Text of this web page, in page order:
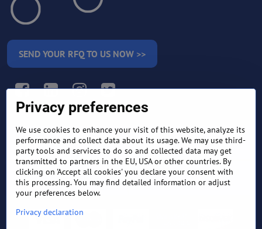
SEND YOUR RFQ TO US NOW >>
TERMS AND CONDITIONS
RETURN AND REFUND
POLICY
FREQUENTLY ASKED
QUESTIONS
EXPORT FINANCE & LETTER
OF CREDIT
Privacy preferences
We use cookies to enhance your visit of this website, analyze its
performance and collect data about its usage. We may use third-
party tools and services to do so and collected data may get
transmitted to partners in the EU, USA or other countries. By
clicking on 'Accept all cookies' you declare your consent with
this processing. You may find detailed information or adjust
your preferences below.
Privacy declaration